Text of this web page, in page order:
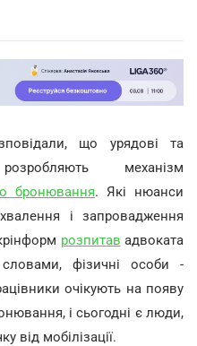
що урядові та
механізм
бронювання. Які нюанси
і запровадження
розпитав адвоката
фізичні особи -
очікують на появу
і сьогодні є люди,
від мобілізації.